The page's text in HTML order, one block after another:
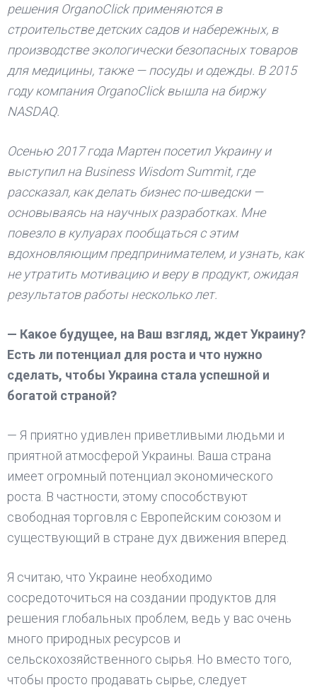
решения OrganoClick применяются в
строительстве детских садов и набережных, в
производстве экологически безопасных товаров
для медицины, также — посуды и одежды. В 2015
году компания OrganoClick вышла на биржу
NASDAQ.
Осенью 2017 года Мартен посетил Украину и
выступил на Business Wisdom Summit, где
рассказал, как делать бизнес по-шведски —
основываясь на научных разработках. Мне
повезло в кулуарах пообщаться с этим
вдохновляющим предпринимателем, и узнать, как
не утратить мотивацию и веру в продукт, ожидая
результатов работы несколько лет.
— Какое будущее, на Ваш взгляд, ждет Украину?
Есть ли потенциал для роста и что нужно
сделать, чтобы Украина стала успешной и
богатой страной?
— Я приятно удивлен приветливыми людьми и
приятной атмосферой Украины. Ваша страна
имеет огромный потенциал экономического
роста. В частности, этому способствуют
свободная торговля с Европейским союзом и
существующий в стране дух движения вперед.
Я считаю, что Украине необходимо
сосредоточиться на создании продуктов для
решения глобальных проблем, ведь у вас очень
много природных ресурсов и
сельскохозяйственного сырья. Но вместо того,
чтобы просто продавать сырье, следует